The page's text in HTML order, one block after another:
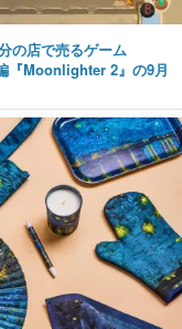
の店で売るゲーム
『Moonlighter 2』の9月